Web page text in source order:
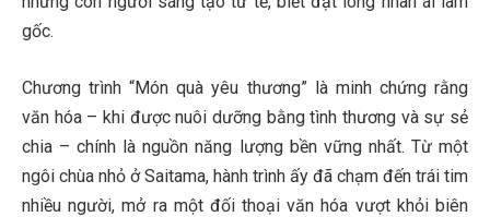
gốc.
Chương trình “Món quà yêu thương” là minh chứng rằng
văn hóa – khi được nuôi dưỡng bằng tình thương và sự sẻ
chia – chính là nguồn năng lượng bền vững nhất. Từ một
ngôi chùa nhỏ ở Saitama, hành trình ấy đã chạm đến trái tim
nhiều người, mở ra một đối thoại văn hóa vượt khỏi biên